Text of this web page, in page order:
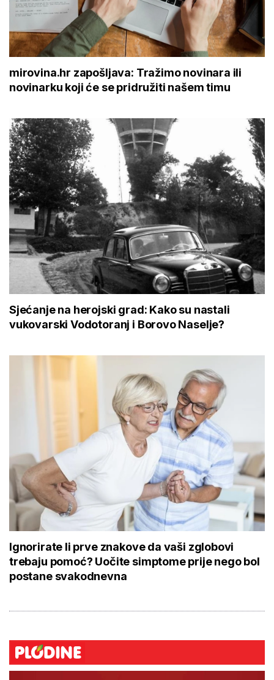
mirovina.hr zapošljava: Tražimo novinara ili
novinarku koji će se pridružiti našem timu
Sjećanje na herojski grad: Kako su nastali
vukovarski Vodotoranj i Borovo Naselje?
Ignorirate li prve znakove da vaši zglobovi
trebaju pomoć? Uočite simptome prije nego bol
postane svakodnevna